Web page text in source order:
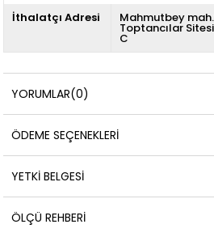
İthalatçı Adresi Mahmutbey
Toptancılar
C
YORUMLAR(0)
ÖDEME SEÇENEKLERI
YETKİ BELGESİ
ÖLÇÜ REHBERI